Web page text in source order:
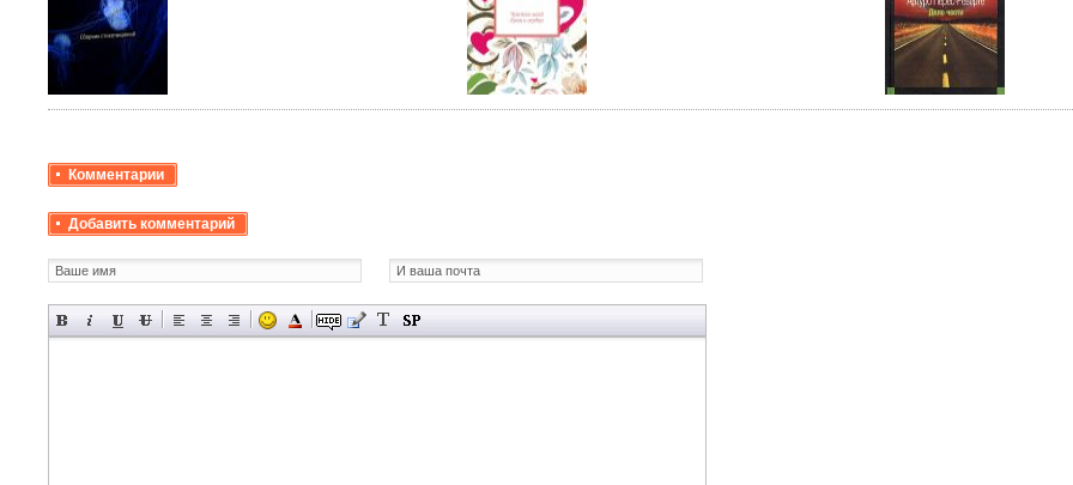
Комментарии
Добавить комментарий